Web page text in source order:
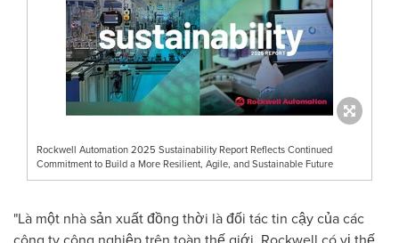
Rockwell Automation 2025 Sustainability Report Reflects Continued
Commitment to Build a More Resilient, Agile, and Sustainable Future
"Là một nhà sản xuất đồng thời là đối tác tin cậy của các
công ty công nghiệp trên toàn thế giới, Rockwell có vị thế